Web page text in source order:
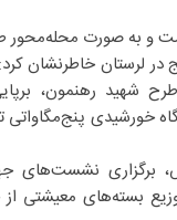
و به صورت
در لرستان خاطرنشان
در قالب طرح شهید
افتتاح ۳۰ پروژه آب‌رسانی روستایی و ۴۰
نشست‌های
بسته‌های معیشتی